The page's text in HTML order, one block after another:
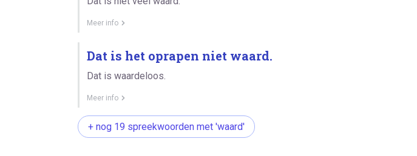
Meer info
Dat is het oprapen niet waard.
Dat is waardeloos.
Meer info
+ nog 19 spreekwoorden met 'waard'